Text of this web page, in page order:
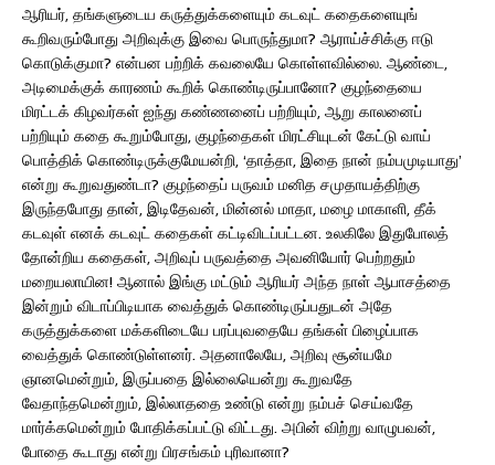
ஆரியர், தங்களுடைய கருத்துக்களையும் கடவுட் கதைகளையுங்
கூறிவரும்போது அறிவுக்கு இவை பொருந்துமா? ஆராய்ச்சிக்கு ஈடு
கொடுக்குமா? என்பன பற்றிக் கவலையே கொள்ளவில்லை. ஆண்டை,
அடிமைக்குக் காரணம் கூறிக் கொண்டிருப்பானோ? குழந்தையை
மிரட்டக் கிழவர்கள் ஐந்து கண்ணனைப் பற்றியும், ஆறு காலனைப்
பற்றியும் கதை கூறும்போது, குழந்தைகள் மிரட்சியுடன் கேட்டு வாய்
பொத்திக் கொண்டிருக்குமேயன்றி, ‘தாத்தா, இதை நான் நம்பமுடியாது’
என்று கூறுவதுண்டா? குழந்தைப் பருவம் மனித சமுதாயத்திற்கு
இருந்தபோது தான், இடிதேவன், மின்னல் மாதா, மழை மாகாளி, தீக்
கடவுள் எனக் கடவுட் கதைகள் கட்டிவிடப்பட்டன. உலகிலே இதுபோலத்
தோன்றிய கதைகள், அறிவுப் பருவத்தை அவனியோர் பெற்றதும்
மறையலாயின! ஆனால் இங்கு மட்டும் ஆரியர் அந்த நாள் ஆபாசத்தை
இன்றும் விடாப்பிடியாக வைத்துக் கொண்டிருப்பதுடன் அதே
கருத்துக்களை மக்களிடையே பரப்புவதையே தங்கள் பிழைப்பாக
வைத்துக் கொண்டுள்ளனர். அதனாலேயே, அறிவு சூன்யமே
ஞானமென்றும், இருப்பதை இல்லையென்று கூறுவதே
வேதாந்தமென்றும், இல்லாததை உண்டு என்று நம்பச் செய்வதே
மார்க்கமென்றும் போதிக்கப்பட்டு விட்டது. அபின் விற்று வாழுபவன்,
போதை கூடாது என்று பிரசங்கம் புரிவானா?